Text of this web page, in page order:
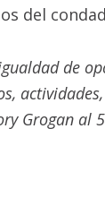
del
de
Grogan al